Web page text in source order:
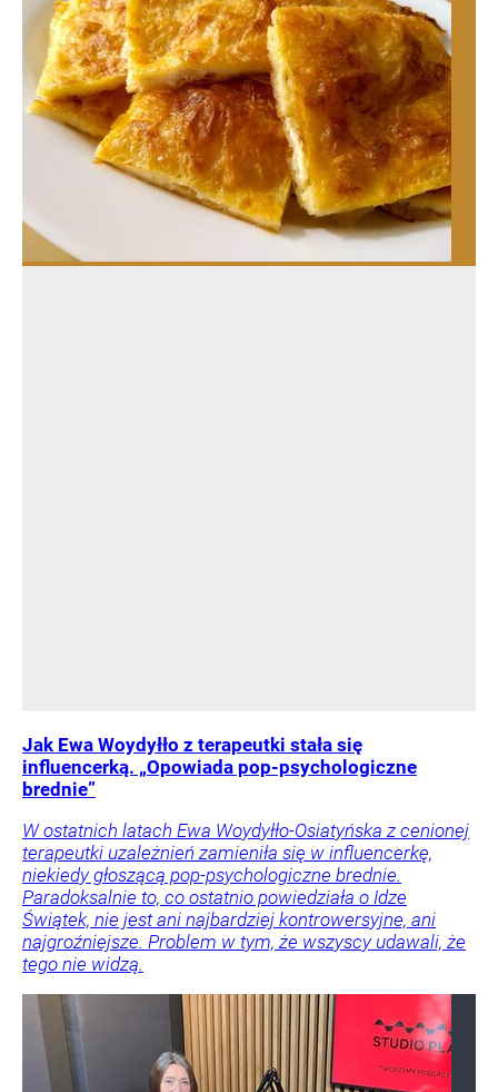
Jak Ewa Woydyłło z terapeutki stała się
influencerką. „Opowiada pop-psychologiczne
brednie”
W ostatnich latach Ewa Woydyłło-Osiatyńska z cenionej
terapeutki uzależnień zamieniła się w influencerkę,
niekiedy głoszącą pop-psychologiczne brednie.
Paradoksalnie to, co ostatnio powiedziała o Idze
Świątek, nie jest ani najbardziej kontrowersyjne, ani
najgroźniejsze. Problem w tym, że wszyscy udawali, że
tego nie widzą.